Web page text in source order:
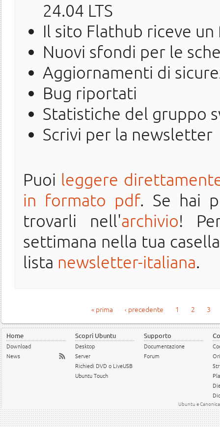
24.04 LTS
Il sito Flathub riceve
Nuovi sfondi per le
Aggiornamenti di
Bug riportati
Statistiche del gruppo
Scrivi per la newsletter
Puoi leggere
in formato pdf. Se hai
trovarli nell'archivio!
settimana nella tua
lista newsletter-italiana.
« prima ‹ precedente 1 2 3
Home
Download
News
Scopri Ubuntu
Desktop
Server
Richiedi DVD o LiveUSB
Ubuntu Touch
Supporto
Documentazione
Forum
Ubuntu e